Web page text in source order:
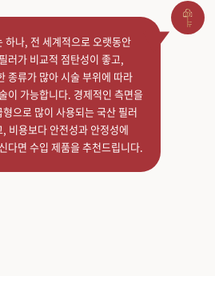
하나, 전 세계적으로 오랫동안
러가 비교적 점탄성이 좋고,
종류가 많아 시술 부위에 따라
이 가능합니다. 경제적인 측면을
으로 많이 사용되는 국산 필러
비용보다 안전성과 안정성에
다면 수입 제품을 추천드립니다.